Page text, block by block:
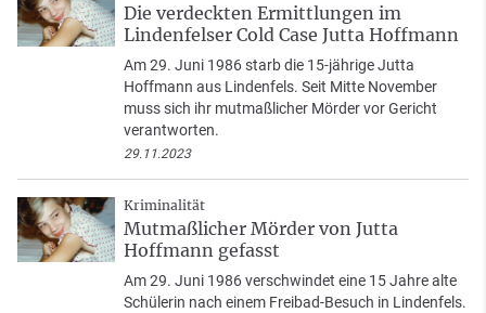
Die verdeckten Ermittlungen im
Lindenfelser Cold Case Jutta Hoffmann
Am 29. Juni 1986 starb die 15-jährige Jutta
Hoffmann aus Lindenfels. Seit Mitte November
muss sich ihr mutmaßlicher Mörder vor Gericht
verantworten.
29.11.2023
Kriminalität
Mutmaßlicher Mörder von Jutta
Hoffmann gefasst
Am 29. Juni 1986 verschwindet eine 15 Jahre alte
Schülerin nach einem Freibad-Besuch in Lindenfels.